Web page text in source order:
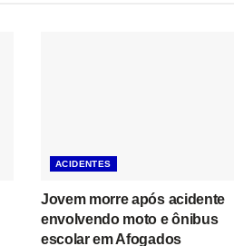
ACIDENTES
Jovem morre após acidente
envolvendo moto e ônibus
escolar em Afogados